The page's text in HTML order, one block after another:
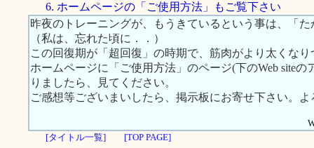
6. ホームページの「ご使用方法」もご覧下さい
昨夜のトレーニングが、もうきているという事は、「
（私は、忘れた頃に．．）
この回復期が「超回復」の時期で、筋肉がより太くな
ホームページに「ご使用方法」のページ(下のWeb site
りましたら、見てください。
ご感想等ございまいしたら、掲示板にお寄せ下さい。
[タイトル一覧]
[TOP PAGE]